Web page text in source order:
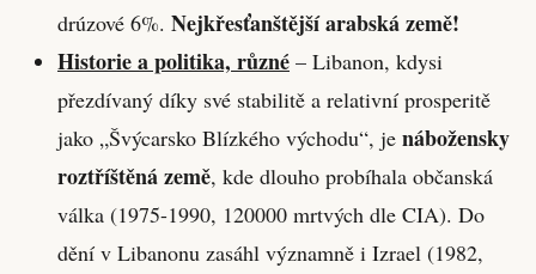
drúzové 6%. Nejkřesťanštější arabská země!
Historie a politika, různé – Libanon, kdysi
přezdívaný díky své stabilitě a relativní prosperitě
jako „Švýcarsko Blízkého východu“, je nábožensky
roztříštěná země, kde dlouho probíhala občanská
válka (1975-1990, 120000 mrtvých dle CIA). Do
dění v Libanonu zasáhl významně i Izrael (1982,